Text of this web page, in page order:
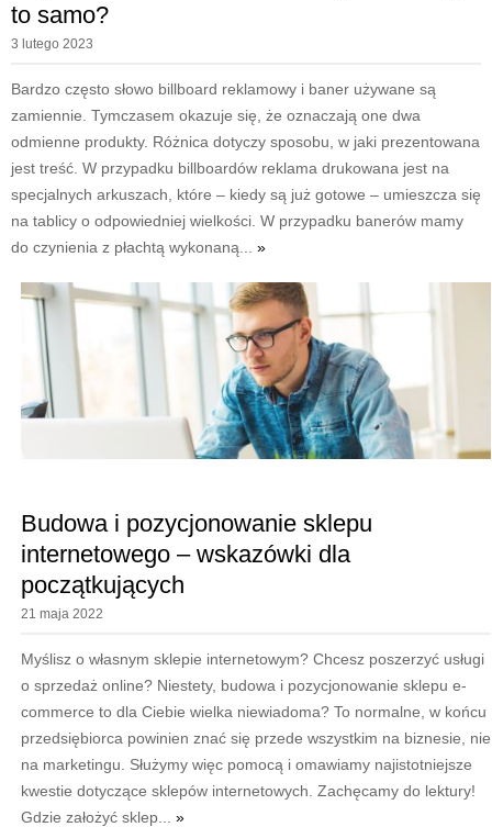
to samo?
3 lutego 2023
Bardzo często słowo billboard reklamowy i baner używane są
zamiennie. Tymczasem okazuje się, że oznaczają one dwa
odmienne produkty. Różnica dotyczy sposobu, w jaki prezentowana
jest treść. W przypadku billboardów reklama drukowana jest na
specjalnych arkuszach, które – kiedy są już gotowe – umieszcza się
na tablicy o odpowiedniej wielkości. W przypadku banerów mamy
do czynienia z płachtą wykonaną... »
Budowa i pozycjonowanie sklepu
internetowego – wskazówki dla
początkujących
21 maja 2022
Myślisz o własnym sklepie internetowym? Chcesz poszerzyć usługi
o sprzedaż online? Niestety, budowa i pozycjonowanie sklepu e-
commerce to dla Ciebie wielka niewiadoma? To normalne, w końcu
przedsiębiorca powinien znać się przede wszystkim na biznesie, nie
na marketingu. Służymy więc pomocą i omawiamy najistotniejsze
kwestie dotyczące sklepów internetowych. Zachęcamy do lektury!
Gdzie założyć sklep... »